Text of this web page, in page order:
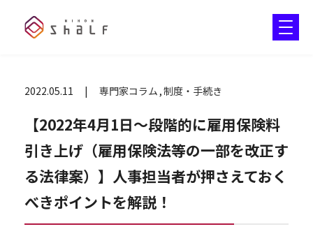
2022.05.11 専門家コラム 制度・手続き
【2022年4月1日～段階的に雇用保険料
引き上げ（雇用保険法等の一部を改正す
る法律案）】人事担当者が押さえておく
べきポイントを解説！